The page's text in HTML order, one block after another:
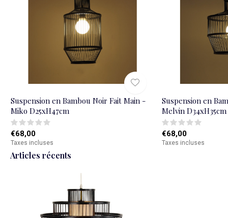
Suspension en Bambou Noir Fait Main -
Miko D25xH47cm
€68,00
Taxes incluses
Suspension en
Melvin D34xH35cm
€68,00
Taxes incluses
Articles récents